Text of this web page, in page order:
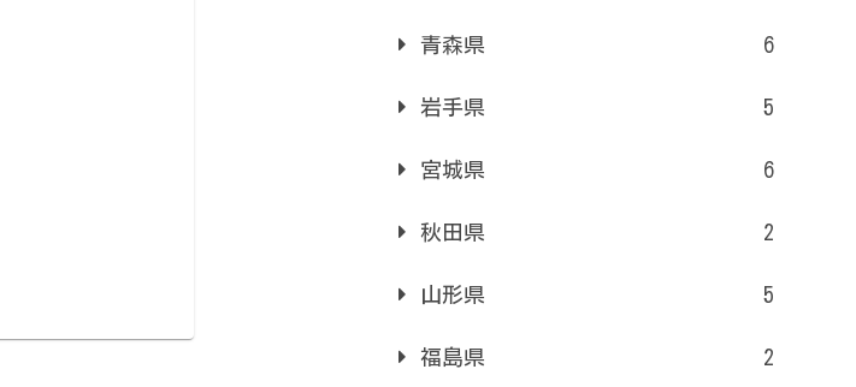
青森県 6
岩手県 5
宮城県 6
秋田県 2
山形県 5
福島県 2